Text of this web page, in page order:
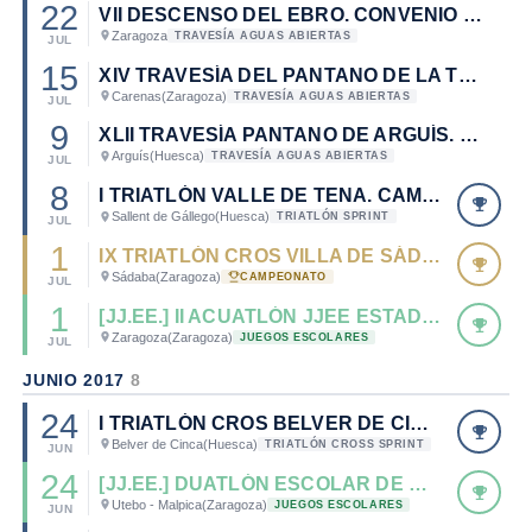
22
JUL
VII DESCENSO DEL EBRO. CONVENIO FAN - FATRI.
Zaragoza TRAVESÍA AGUAS ABIERTAS
15
JUL
XIV TRAVESÍA DEL PANTANO DE LA TRANQUERA. CONVENIO FAN - FATRI.
Carenas(Zaragoza) TRAVESÍA AGUAS ABIERTAS
9
JUL
XLII TRAVESÍA PANTANO DE ARGUÍS. CONVENIO FAN -FATRI.
Arguís(Huesca) TRAVESÍA AGUAS ABIERTAS
8
JUL
I TRIATLÓN VALLE DE TENA. CAMPEONATO DE ARAGÓN DE TRIATLÓN SPRINT 2017.
Sallent de Gállego(Huesca) TRIATLÓN SPRINT
1
JUL
IX TRIATLÓN CROS VILLA DE SÁDABA.
Sádaba(Zaragoza) CAMPEONATO
1
JUL
[JJ.EE.] II ACUATLÓN JJEE ESTADIO MIRALBUENO EL OLIVAR
Zaragoza(Zaragoza) JUEGOS ESCOLARES
JUNIO 2017 8
24
JUN
I TRIATLÓN CROS BELVER DE CINCA
Belver de Cinca(Huesca) TRIATLÓN CROSS SPRINT
24
JUN
[JJ.EE.] DUATLÓN ESCOLAR DE MALPICA
Utebo - Malpica(Zaragoza) JUEGOS ESCOLARES